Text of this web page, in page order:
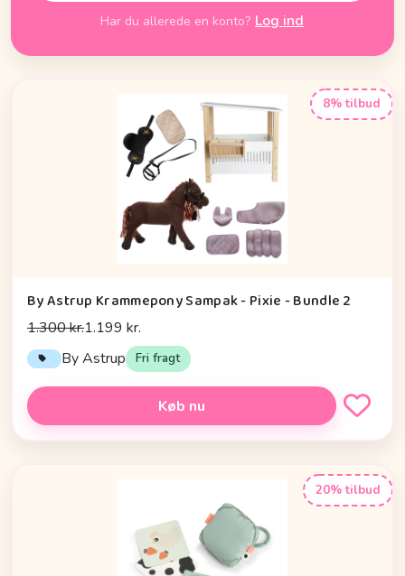
Har du allerede en konto? Log ind
8% tilbud
By Astrup Krammepony Sampak - Pixie - Bundle 2
1.300 kr.1.199 kr.
By Astrup Fri fragt
Køb nu
20% tilbud